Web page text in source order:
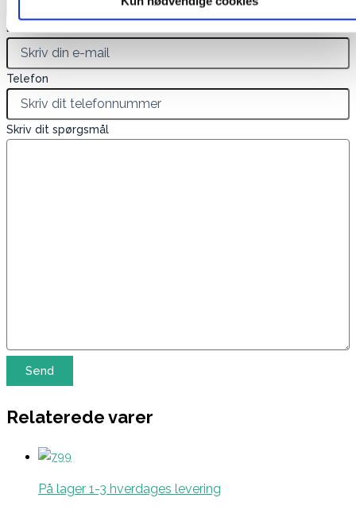
E-mail
Telefon
Skriv dit spørgsmål
Relaterede varer
På lager 1-3 hverdages levering